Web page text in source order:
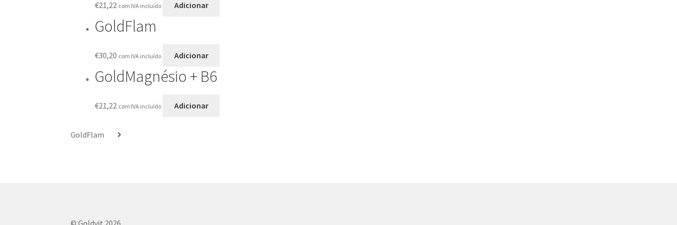
€21,22 com IVA incluído Adicionar
GoldFlam
€30,20 com IVA incluído Adicionar
GoldMagnésio + B6
€21,22 com IVA incluído Adicionar
GoldFlam